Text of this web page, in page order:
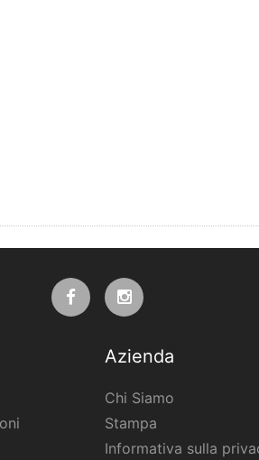
Azienda
Chi Siamo
Stampa
Informativa sulla